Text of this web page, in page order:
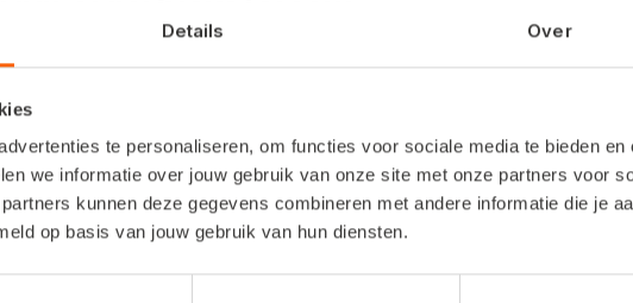
Details Over
te personaliseren, om functies voor sociale media te bieden en
we informatie over jouw gebruik van onze site met onze partners voor
kunnen deze gegevens combineren met andere informatie die je
op basis van jouw gebruik van hun diensten.
maar een foutje is snel gemaakt. Misschien heb je veel
product binnen. Dat zou jammer zijn. Om dit te voorkomen
binnen. Deze worden vervolgens vertaald naar een
binnengekomen, maak je pickorders aan. Deze komen
wat ze moeten pakken, scannen de artikelregels zodra ze